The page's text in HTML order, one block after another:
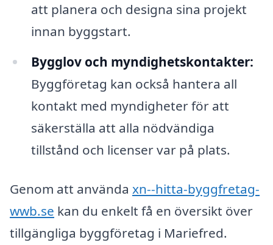
att planera och designa sina projekt
innan byggstart.
Bygglov och myndighetskontakter:
Byggföretag kan också hantera all
kontakt med myndigheter för att
säkerställa att alla nödvändiga
tillstånd och licenser var på plats.
Genom att använda xn--hitta-byggfretag-
wwb.se kan du enkelt få en översikt över
tillgängliga byggföretag i Mariefred.